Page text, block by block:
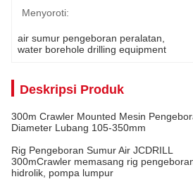
Menyoroti:
air sumur pengeboran peralatan
water borehole drilling equipment
Deskripsi Produk
300m Crawler Mounted Mesin
Diameter Lubang 105-350mm
Rig Pengeboran Sumur Air JCDRILL
300mCrawler memasang rig
hidrolik, pompa lumpur